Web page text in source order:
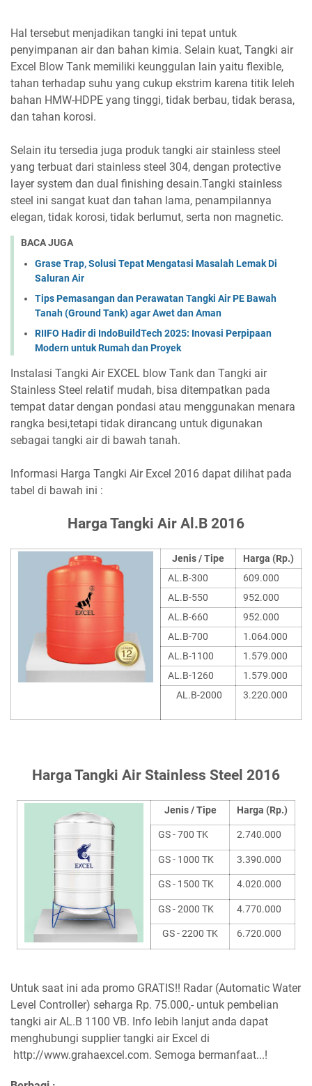
Hal tersebut menjadikan tangki ini tepat untuk
penyimpanan air dan bahan kimia. Selain kuat, Tangki air
Excel Blow Tank memiliki keunggulan lain yaitu flexible,
tahan terhadap suhu yang cukup ekstrim karena titik leleh
bahan HMW-HDPE yang tinggi, tidak berbau, tidak berasa,
dan tahan korosi.
Selain itu tersedia juga produk tangki air stainless steel
yang terbuat dari stainless steel 304, dengan protective
layer system dan dual finishing desain.Tangki stainless
steel ini sangat kuat dan tahan lama, penampilannya
elegan, tidak korosi, tidak berlumut, serta non magnetic.
BACA JUGA
Grase Trap, Solusi Tepat Mengatasi Masalah Lemak Di
Saluran Air
Tips Pemasangan dan Perawatan Tangki Air PE Bawah
Tanah (Ground Tank) agar Awet dan Aman
RIIFO Hadir di IndoBuildTech 2025: Inovasi Perpipaan
Modern untuk Rumah dan Proyek
Instalasi Tangki Air EXCEL blow Tank dan Tangki air
Stainless Steel relatif mudah, bisa ditempatkan pada
tempat datar dengan pondasi atau menggunakan menara
rangka besi,tetapi tidak dirancang untuk digunakan
sebagai tangki air di bawah tanah.
Informasi Harga Tangki Air Excel 2016 dapat dilihat pada
tabel di bawah ini :
Harga Tangki Air Al.B 2016
Jenis / Tipe
Harga (Rp.)
AL.B-300
609.000
AL.B-550
952.000
AL.B-660
952.000
AL.B-700
1.064.000
AL.B-1100
1.579.000
AL.B-1260
1.579.000
AL.B-2000
3.220.000
Harga Tangki Air Stainless Steel 2016
Jenis / Tipe Harga (Rp.)
GS - 700 TK 2.740.000
GS - 1000 TK 3.390.000
GS - 1500 TK 4.020.000
GS - 2000 TK 4.770.000
GS - 2200 TK 6.720.000
Untuk saat ini ada promo GRATIS!! Radar (Automatic Water
Level Controller) seharga Rp. 75.000,- untuk pembelian
tangki air AL.B 1100 VB. Info lebih lanjut anda dapat
menghubungi supplier tangki air Excel di
http://www.grahaexcel.com. Semoga bermanfaat...!